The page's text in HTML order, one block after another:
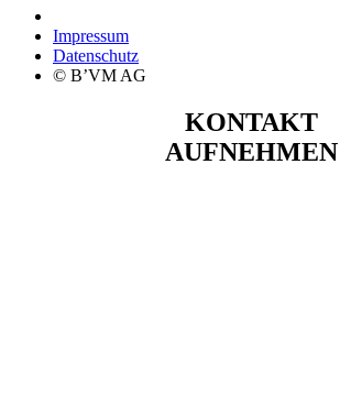
Impressum
Datenschutz
© B’VM AG
KONTAKT
AUFNEHMEN